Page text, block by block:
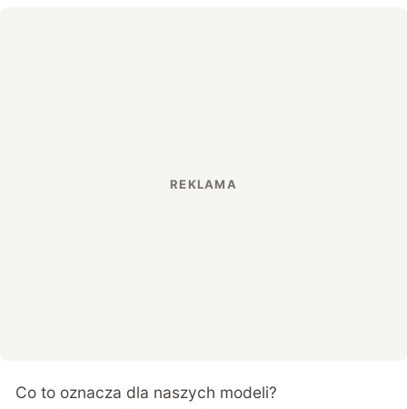
Co to oznacza dla naszych modeli?